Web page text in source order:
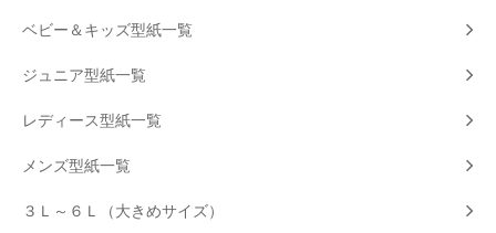
ベビー＆キッズ型紙一覧
ジュニア型紙一覧
レディース型紙一覧
メンズ型紙一覧
３Ｌ～６Ｌ（大きめサイズ）